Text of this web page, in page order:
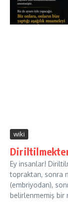
wiki
Ey insanlar!
topraktan, sonra
(embriyodan),
belirlenmemiş bir